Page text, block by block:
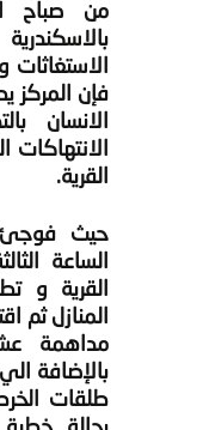
من صباح
الاستغاثات
فإن المركز
الانسان
الانتهاكات
القرية.
حيث فوجئ
الساعة
القرية و
المنازل ثم